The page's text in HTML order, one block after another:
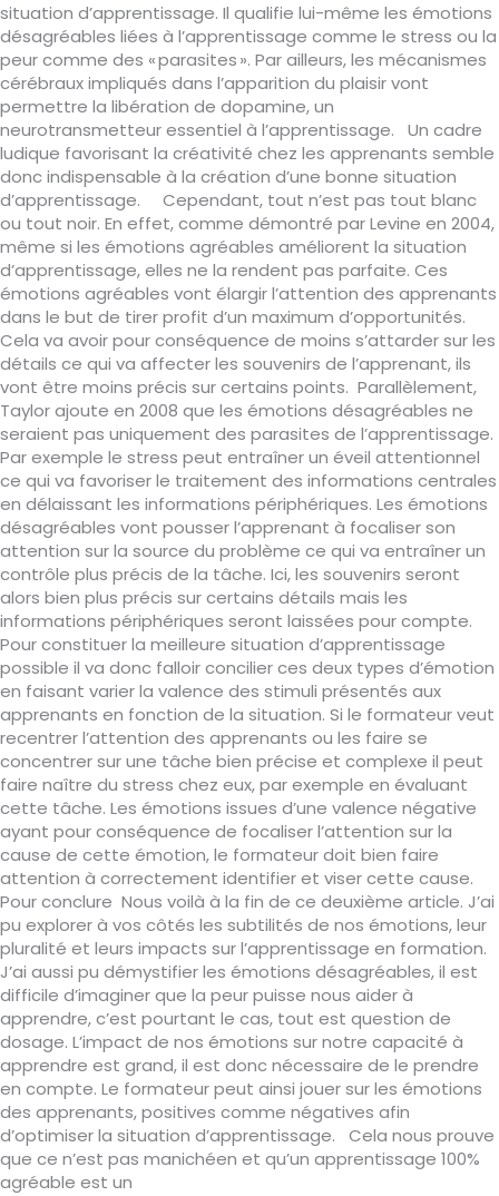
situation d’apprentissage. Il qualifie lui-même les émotions
désagréables liées à l’apprentissage comme le stress ou la
peur comme des « parasites ». Par ailleurs, les mécanismes
cérébraux impliqués dans l’apparition du plaisir vont
permettre la libération de dopamine, un
neurotransmetteur essentiel à l’apprentissage. Un cadre
ludique favorisant la créativité chez les apprenants semble
donc indispensable à la création d’une bonne situation
d’apprentissage. Cependant, tout n’est pas tout blanc
ou tout noir. En effet, comme démontré par Levine en 2004,
même si les émotions agréables améliorent la situation
d’apprentissage, elles ne la rendent pas parfaite. Ces
émotions agréables vont élargir l’attention des apprenants
dans le but de tirer profit d’un maximum d’opportunités.
Cela va avoir pour conséquence de moins s’attarder sur les
détails ce qui va affecter les souvenirs de l’apprenant, ils
vont être moins précis sur certains points. Parallèlement,
Taylor ajoute en 2008 que les émotions désagréables ne
seraient pas uniquement des parasites de l’apprentissage.
Par exemple le stress peut entraîner un éveil attentionnel
ce qui va favoriser le traitement des informations centrales
en délaissant les informations périphériques. Les émotions
désagréables vont pousser l’apprenant à focaliser son
attention sur la source du problème ce qui va entraîner un
contrôle plus précis de la tâche. Ici, les souvenirs seront
alors bien plus précis sur certains détails mais les
informations périphériques seront laissées pour compte.
Pour constituer la meilleure situation d’apprentissage
possible il va donc falloir concilier ces deux types d’émotion
en faisant varier la valence des stimuli présentés aux
apprenants en fonction de la situation. Si le formateur veut
recentrer l’attention des apprenants ou les faire se
concentrer sur une tâche bien précise et complexe il peut
faire naître du stress chez eux, par exemple en évaluant
cette tâche. Les émotions issues d’une valence négative
ayant pour conséquence de focaliser l’attention sur la
cause de cette émotion, le formateur doit bien faire
attention à correctement identifier et viser cette cause.
Pour conclure Nous voilà à la fin de ce deuxième article. J’ai
pu explorer à vos côtés les subtilités de nos émotions, leur
pluralité et leurs impacts sur l’apprentissage en formation.
J’ai aussi pu démystifier les émotions désagréables, il est
difficile d’imaginer que la peur puisse nous aider à
apprendre, c’est pourtant le cas, tout est question de
dosage. L’impact de nos émotions sur notre capacité à
apprendre est grand, il est donc nécessaire de le prendre
en compte. Le formateur peut ainsi jouer sur les émotions
des apprenants, positives comme négatives afin
d’optimiser la situation d’apprentissage. Cela nous prouve
que ce n’est pas manichéen et qu’un apprentissage 100%
agréable est un